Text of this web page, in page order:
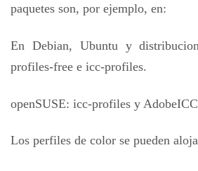
paquetes son, por ejemplo, en:
En Debian, Ubuntu y
profiles-free e icc-profiles.
openSUSE: icc-profiles y
Los perfiles de color se pueden